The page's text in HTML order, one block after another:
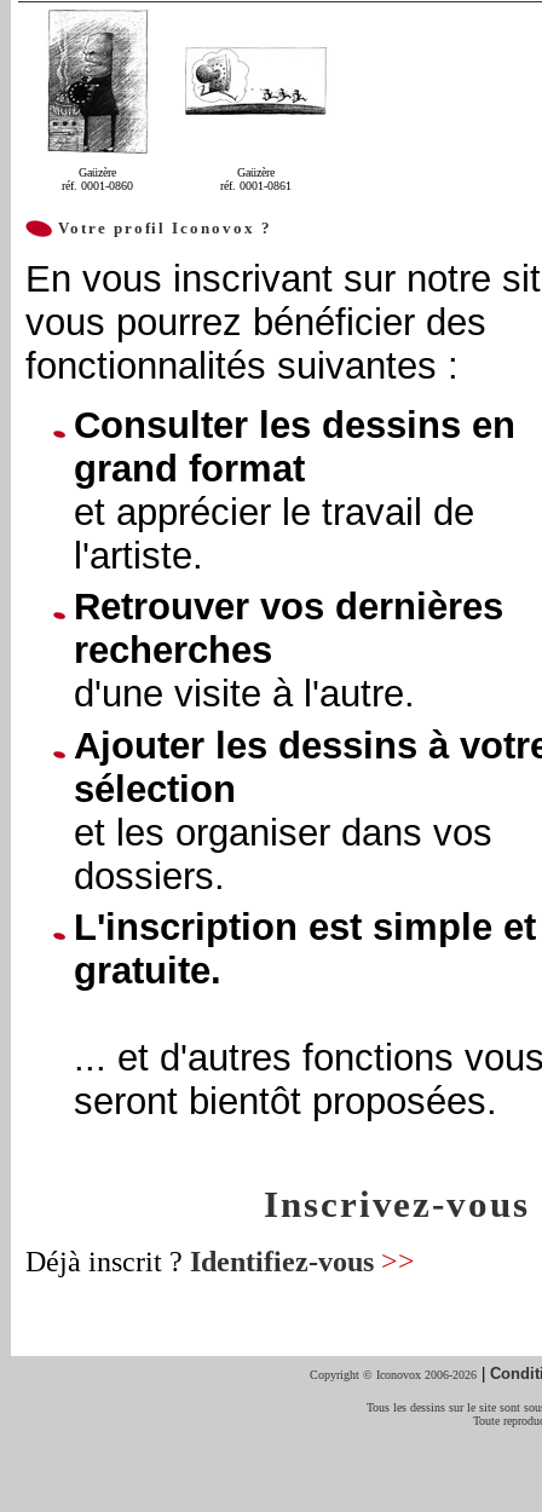
Gaüzère
réf. 0001-0860
Gaüzère
réf. 0001-0861
Votre profil Iconovox ?
En vous inscrivant sur notre
vous pourrez bénéficier des
fonctionnalités suivantes :
Consulter les dessins en
grand format
et apprécier le travail de
l'artiste.
Retrouver vos dernières
recherches
d'une visite à l'autre.
Ajouter les dessins à
sélection
et les organiser dans vos
dossiers.
L'inscription est simple et
gratuite.
... et d'autres fonctions
seront bientôt proposées.
Inscrivez-vous
Déjà inscrit ? Identifiez-vous >>
Copyright © Iconovox 2006-2026 |
Tous les dessins sur le site sont
Toute